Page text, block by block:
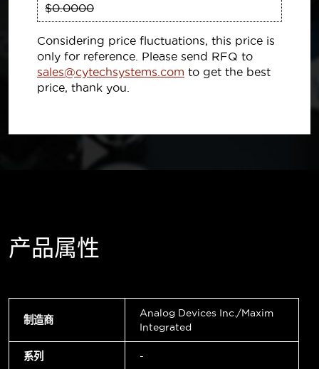
$0.0000
Considering price fluctuations, this price is
only for reference. Please send RFQ to
sales@cytechsystems.com to get the best
price, thank you.
产品属性
制造商
Analog Devices Inc./Maxim
Integrated
系列 -